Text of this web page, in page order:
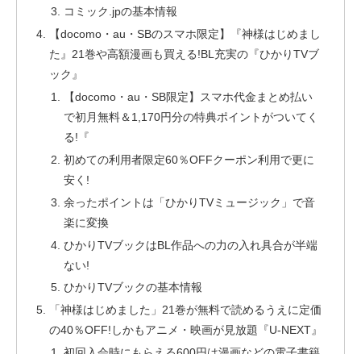
コミック.jpの基本情報
【docomo・au・SBのスマホ限定】『神様はじめまし
た』21巻や高額漫画も買える!BL充実の『ひかりTVブ
ック』
【docomo・au・SB限定】スマホ代金まとめ払い
で初月無料＆1,170円分の特典ポイントがついてく
る!『
初めての利用者限定60％OFFクーポン利用で更に
安く!
余ったポイントは「ひかりTVミュージック」で音
楽に変換
ひかりTVブックはBL作品への力の入れ具合が半端
ない!
ひかりTVブックの基本情報
「神様はじめました」21巻が無料で読めるうえに定価
の40％OFF!しかもアニメ・映画が見放題『U-NEXT』